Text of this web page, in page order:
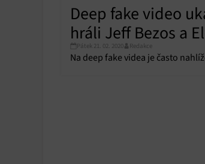
Deep fake video
hráli Jeff Bezos a
Pátek 21. 02. 2020 Redakce
Na deep fake videa je často